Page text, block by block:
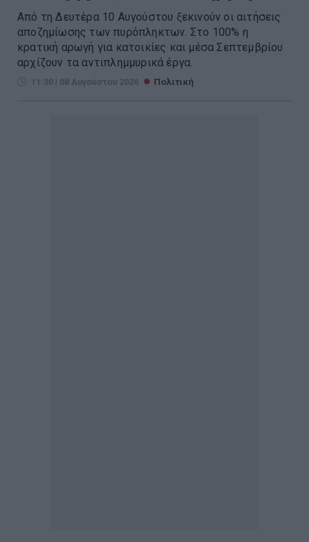
Από τη Δευτέρα 10 Αυγούστου ξεκινούν οι αιτήσεις
αποζημίωσης των πυρόπληκτων. Στο 100% η
κρατική αρωγή για κατοικίες και μέσα Σεπτεμβρίου
αρχίζουν τα αντιπλημμυρικά έργα.
11:30 | 08 Αυγούστου 2026 Πολιτική